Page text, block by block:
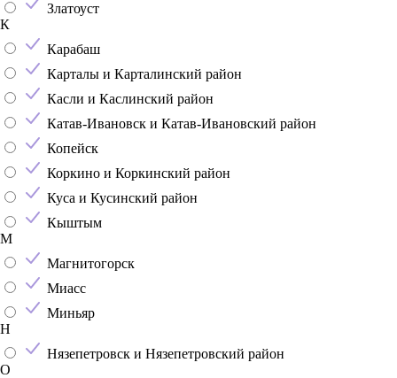
Златоуст
К
Карабаш
Карталы и Карталинский район
Касли и Каслинский район
Катав-Ивановск и Катав-Ивановский район
Копейск
Коркино и Коркинский район
Куса и Кусинский район
Кыштым
М
Магнитогорск
Миасс
Миньяр
Н
Нязепетровск и Нязепетровский район
О